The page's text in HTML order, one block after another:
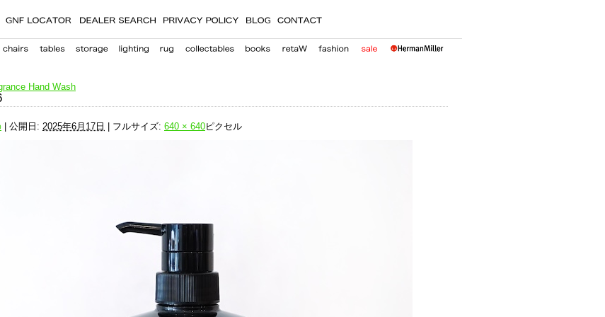
Hand Wash
公開日: 2025年6月17日 フルサイズ: 640 × 640ピクセル